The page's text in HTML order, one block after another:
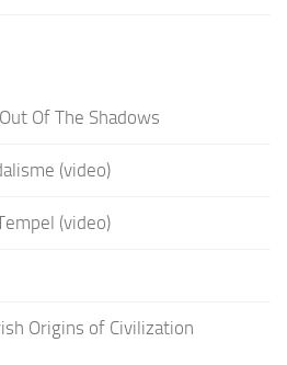
Of The Shadows
(video)
(video)
Origins of Civilization